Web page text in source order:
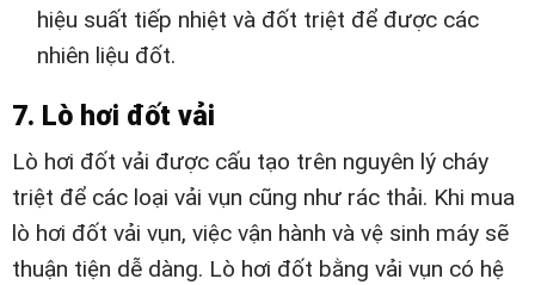
hiệu suất tiếp nhiệt và đốt triệt để được các
nhiên liệu đốt.
7. Lò hơi đốt vải
Lò hơi đốt vải được cấu tạo trên nguyên lý cháy
triệt để các loại vải vụn cũng như rác thải. Khi mua
lò hơi đốt vải vụn, việc vận hành và vệ sinh máy sẽ
thuận tiện dễ dàng. Lò hơi đốt bằng vải vụn có hệ